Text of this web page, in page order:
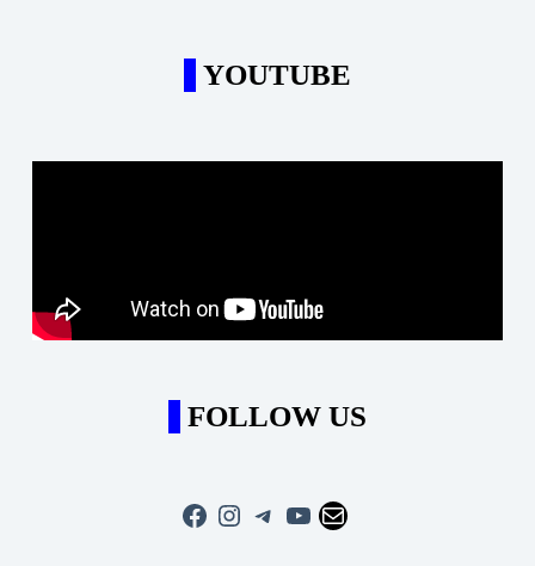
YOUTUBE
FOLLOW US
Facebook
Instagram
Telegram
YouTube
Mail